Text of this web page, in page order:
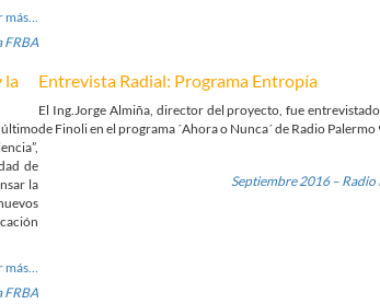
más…
FRBA
la
último
de
la
más…
FRBA
Entrevista Radial: Programa Entropía
El Ing.Jorge Almiña, director del proyecto, fue
de Finoli en el programa ´Ahora o Nunca´ de Radio Palermo
Septiembre 2016 – Radio